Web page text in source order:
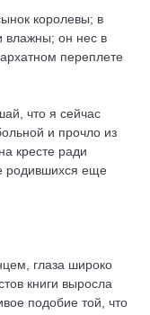
королевы; в
влажны; он нес в
переплете
что я сейчас
и прочло из
кресте ради
родившихся еще
глаза широко
книги выросла
подобие той, что